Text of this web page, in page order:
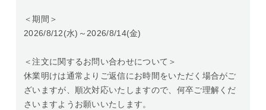
＜期間＞
2026/8/12(水)～2026/8/14(金)
＜注文に関するお問い合わせについて＞
休業明けは通常よりご返信にお時間をいただく場合がご
ざいますが、順次対応いたしますので、何卒ご理解くだ
さいますようお願いいたします。